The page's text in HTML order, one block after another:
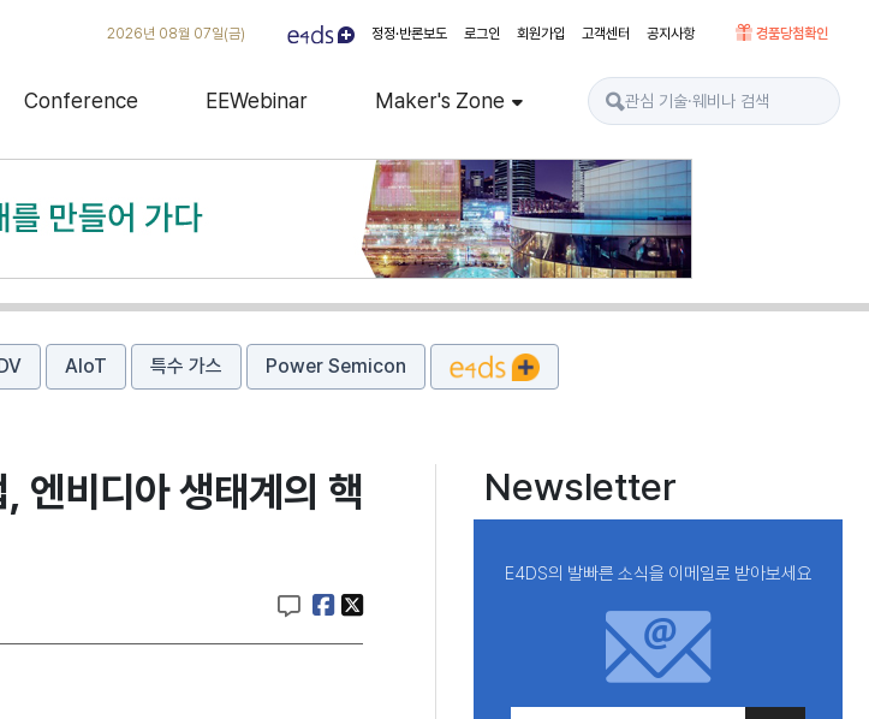
2026년 08월 07일(금) 정정·반론보도 로그인 회원가입 고객센터 공지사항 경품당첨확인
Conference EEWebinar Maker's Zone
AIoT 특수 가스 Power Semicon
엔비디아 생태계의 핵
Newsletter
E4DS의 발빠른 소식을 이메일로 받아보세요